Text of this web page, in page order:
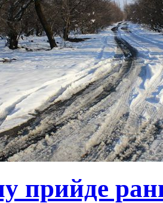
прийде